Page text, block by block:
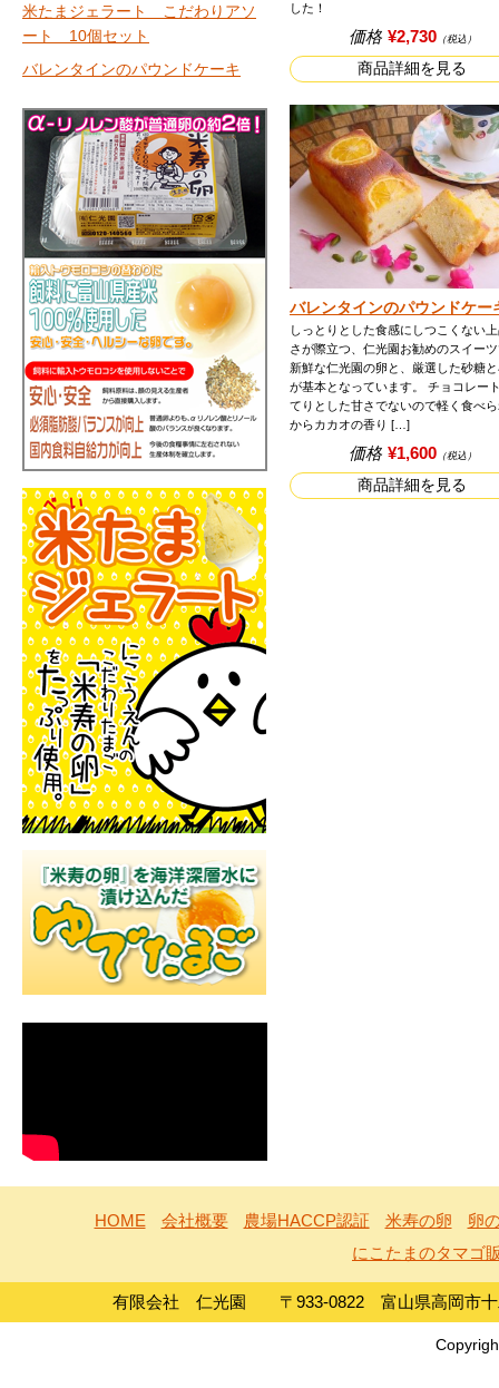
米たまジェラート こだわりアソ
ート 10個セット
バレンタインのパウンドケーキ
した！
価格 ¥2,730（税込）
商品詳細を見る
バレンタインのパウンドケー
しっとりとした食感にしつこくない
さが際立つ、仁光園お勧めのスイー
新鮮な仁光園の卵と、厳選した砂糖
が基本となっています。 チョコレー
てりとした甘さでないので軽く食べ
からカカオの香り […]
価格 ¥1,600（税込）
商品詳細を見る
HOME 会社概要 農場HACCP認証 米寿の卵
卵
にこたまのタマゴ
有限会社 仁光園 〒933-0822 富山県高岡市十